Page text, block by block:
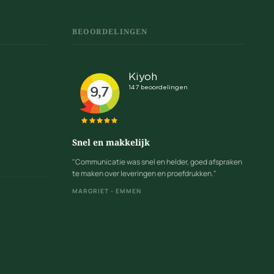
BEOORDELINGEN
Snel en makkelijk
"Communicatie was snel en helder, goed afspraken
te maken over leveringen en proefdrukken."
MARGRIET - EMMEN